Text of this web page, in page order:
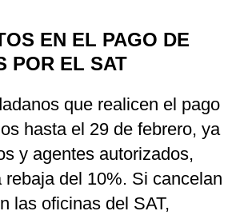
EN EL PAGO DE
POR EL SAT
que realicen el pago
hasta el 29 de febrero, ya
y agentes autorizados,
rebaja del 10%. Si cancelan
las oficinas del SAT,